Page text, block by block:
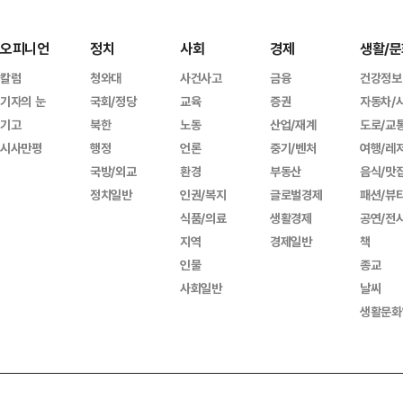
오피니언
칼럼
기자의 눈
기고
시사만평
정치
청와대
국회/정당
북한
행정
국방/외교
정치일반
사회
사건사고
교육
노동
언론
환경
인권/복지
식품/의료
지역
인물
사회일반
경제
금융
증권
산업/재계
중기/벤처
부동산
글로벌경제
생활경제
경제일반
생활/
건강정보
자동차/
도로/교
여행/레
음식/맛
패션/뷰
공연/전
책
종교
날씨
생활문